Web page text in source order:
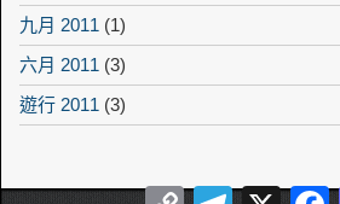
九月 2011 (1)
六月 2011 (3)
遊行 2011 (3)
Copy Telegram
X